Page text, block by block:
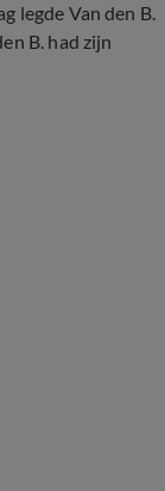
legde Van den B.
B. had zijn